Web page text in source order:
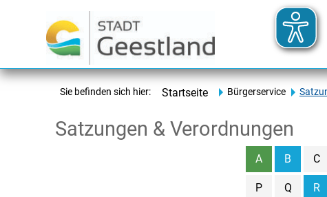
Sie befinden sich hier: Startseite Bürgerservice
Satzungen & Verordnungen
A B C
P Q R